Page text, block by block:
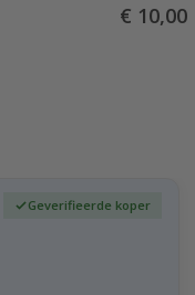
Special
Price
€ 10,00
Geverifieerde koper